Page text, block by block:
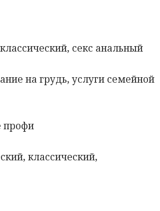
секс анальный
на грудь, услуги семейной
профи
классический,